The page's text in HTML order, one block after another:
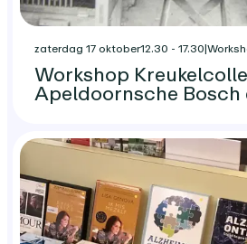
zaterdag 17 oktober12.30 - 17.30|
Workshop
Apeldoornsche Bosch